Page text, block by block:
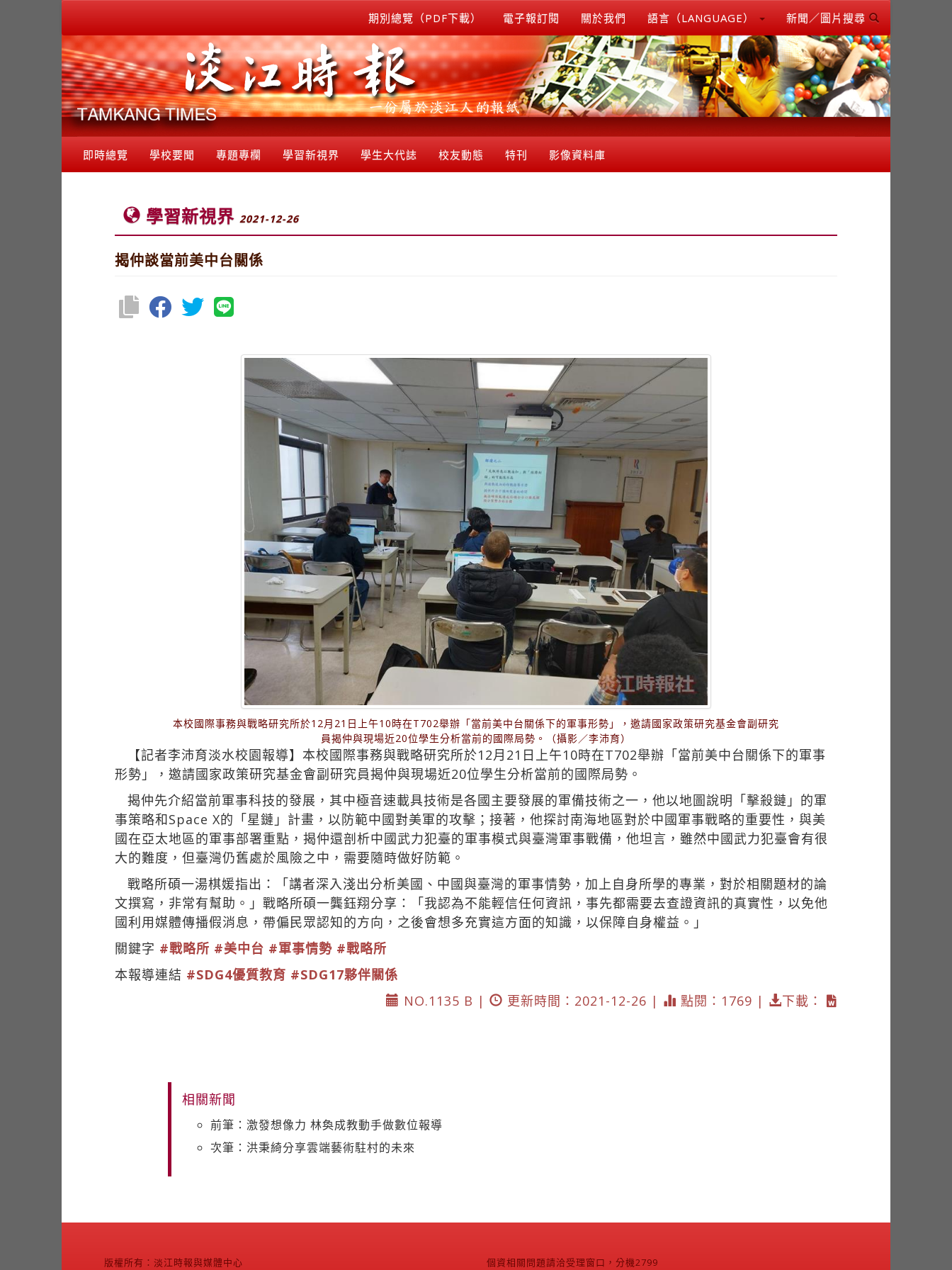
期別總覽（PDF下載） 電子報訂閱 關於我們 語言（LANGUAGE） 新聞／圖片搜尋
即時總覽 學校要聞 專題專欄 學習新視界 學生大代誌 校友動態 特刊 影像資料庫
學習新視界 2021-12-26
揭仲談當前美中台關係
本校國際事務與戰略研究所於12月21日上午10時在T702舉辦「當前美中台關係下的軍事形勢」，邀請國家政策研究基金會副研究
員揭仲與現場近20位學生分析當前的國際局勢。（攝影／李沛育）
【記者李沛育淡水校園報導】本校國際事務與戰略研究所於12月21日上午10時在T702舉辦「當前美中台關係下的軍事
形勢」，邀請國家政策研究基金會副研究員揭仲與現場近20位學生分析當前的國際局勢。
揭仲先介紹當前軍事科技的發展，其中極音速載具技術是各國主要發展的軍備技術之一，他以地圖說明「擊殺鏈」的軍
事策略和Space X的「星鏈」計畫，以防範中國對美軍的攻擊；接著，他探討南海地區對於中國軍事戰略的重要性，與美
國在亞太地區的軍事部署重點，揭仲還剖析中國武力犯臺的軍事模式與臺灣軍事戰備，他坦言，雖然中國武力犯臺會有很
大的難度，但臺灣仍舊處於風險之中，需要隨時做好防範。
戰略所碩一湯棋媛指出：「講者深入淺出分析美國、中國與臺灣的軍事情勢，加上自身所學的專業，對於相關題材的論
文撰寫，非常有幫助。」戰略所碩一龔鈺翔分享：「我認為不能輕信任何資訊，事先都需要去查證資訊的真實性，以免他
國利用媒體傳播假消息，帶偏民眾認知的方向，之後會想多充實這方面的知識，以保障自身權益。」
關鍵字 #戰略所 #美中台 #軍事情勢 #戰略所
本報導連結 #SDG4優質教育 #SDG17夥伴關係
NO.1135 B |
更新時間：2021-12-26 | 點閱：1769 | 下載：
相關新聞
前筆：激發想像力 林奐成教動手做數位報導
次筆：洪秉綺分享雲端藝術駐村的未來
版權所有：淡江時報與媒體中心 個資相關問題請洽受理窗口，分機2799